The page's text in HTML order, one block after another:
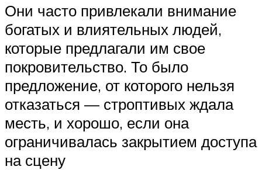
Они часто привлекали внимание
богатых и влиятельных людей,
которые предлагали им свое
покровительство. То было
предложение, от которого нельзя
отказаться — строптивых ждала
месть, и хорошо, если она
ограничивалась закрытием доступа
на сцену